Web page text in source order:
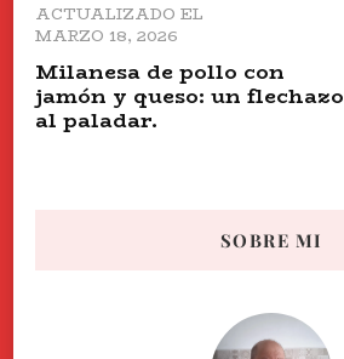
ACTUALIZADO EL
MARZO 18, 2026
Milanesa de pollo con
jamón y queso: un flechazo
al paladar.
SOBRE MI